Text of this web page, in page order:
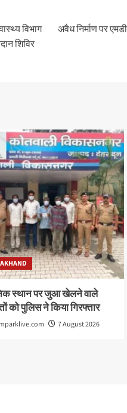
विभाग
शिविर
अवैध निर्माण पर
स्थान पर जुआ खेलने वाले
को पुलिस ने किया गिरफ्तार
7 August 2026